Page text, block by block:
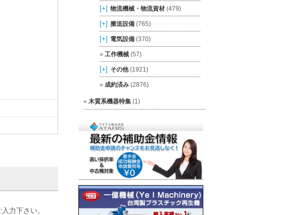
[+] 物流機械・物流資材(479)
[+] 搬送設備(765)
[+] 電気設備(370)
工作機械(57)
[+] その他(1921)
成約済み(2876)
木質系機器特集(1)